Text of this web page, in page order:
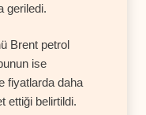
geriledi.
Brent petrol
ise
fiyatlarda daha
ettiği belirtildi.